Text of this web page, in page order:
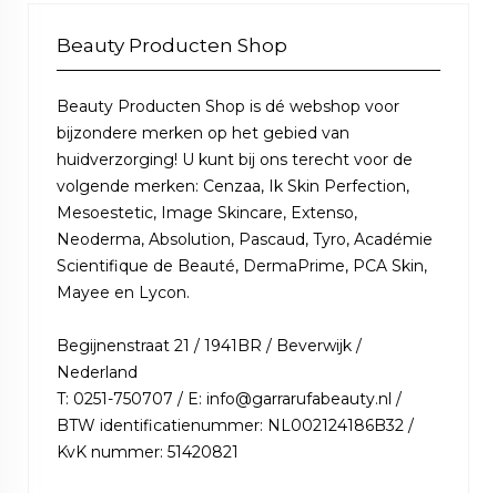
Beauty Producten Shop
Beauty Producten Shop is dé webshop voor
bijzondere merken op het gebied van
huidverzorging! U kunt bij ons terecht voor de
volgende merken: Cenzaa, Ik Skin Perfection,
Mesoestetic, Image Skincare, Extenso,
Neoderma, Absolution, Pascaud, Tyro, Académie
Scientifique de Beauté, DermaPrime, PCA Skin,
Mayee en Lycon.
Begijnenstraat 21 / 1941BR / Beverwijk /
Nederland
T: 0251-750707 / E: info@garrarufabeauty.nl /
BTW identificatienummer: NL002124186B32 /
KvK nummer: 51420821